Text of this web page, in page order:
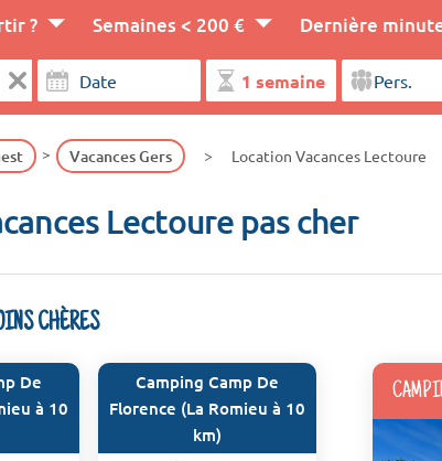
? Semaines < 200 € Dernière
Vacances Gers Location Vacances Lectoure
Lectoure pas cher
CHÈRES
De
à 10
Camping Camp De
Florence (La Romieu à 10
km)